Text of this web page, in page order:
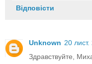
Відповісти
Unknown 20
Здравствуйте,